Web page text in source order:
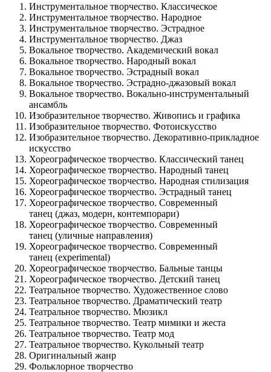
Инструментальное творчество. Классическое
Инструментальное творчество. Народное
Инструментальное творчество. Эстрадное
Инструментальное творчество. Джаз
Вокальное творчество. Академический вокал
Вокальное творчество. Народный вокал
Вокальное творчество. Эстрадный вокал
Вокальное творчество. Эстрадно-джазовый вокал
Вокальное творчество. Вокально-инструментальный
ансамбль
Изобразительное творчество. Живопись и графика
Изобразительное творчество. Фотоискусство
Изобразительное творчество. Декоративно-прикладное
искусство
Хореографическое творчество. Классический танец
Хореографическое творчество. Народный танец
Хореографическое творчество. Народная стилизация
Хореографическое творчество. Эстрадный танец
Хореографическое творчество. Современный
танец (джаз, модерн, контемпорари)
Хореографическое творчество. Современный
танец (уличные направления)
Хореографическое творчество. Современный
танец (experimental)
Хореографическое творчество. Бальные танцы
Хореографическое творчество. Детский танец
Театральное творчество. Художественное слово
Театральное творчество. Драматический театр
Театральное творчество. Мюзикл
Театральное творчество. Театр мимики и жеста
Театральное творчество. Театр мод
Театральное творчество. Кукольный театр
Оригинальный жанр
Фольклорное творчество